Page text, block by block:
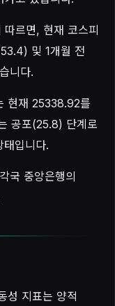
르면, 현재 코스피
및 1개월 전
니다.
현재 25338.92를
공포(25.8) 단계로
입니다.
국 중앙은행의
성 지표는 양적